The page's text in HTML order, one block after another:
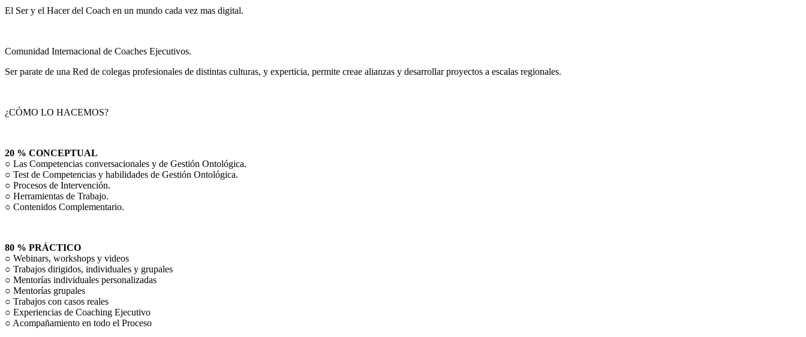
El Ser y el Hacer del Coach en un mundo cada vez mas digital.
Comunidad Internacional de Coaches Ejecutivos.
Ser parate de una Red de colegas profesionales de distintas culturas, y experticia, permite creae alianzas y desarrollar proyectos a escalas regionales.
¿CÓMO LO HACEMOS?
20 % CONCEPTUAL
○ Las Competencias conversacionales y de Gestión Ontológica.
○ Test de Competencias y habilidades de Gestión Ontológica.
○ Procesos de Intervención.
○ Herramientas de Trabajo.
○ Contenidos Complementario.
80 % PRÁCTICO
○ Webinars, workshops y videos
○ Trabajos dirigidos, individuales y grupales
○ Mentorías individuales personalizadas
○ Mentorías grupales
○ Trabajos con casos reales
○ Experiencias de Coaching Ejecutivo
○ Acompañamiento en todo el Proceso